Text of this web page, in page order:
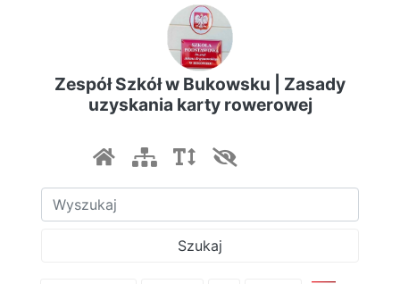
Zespół Szkół w Bukowsku | Zasady
uzyskania karty rowerowej
Szukaj